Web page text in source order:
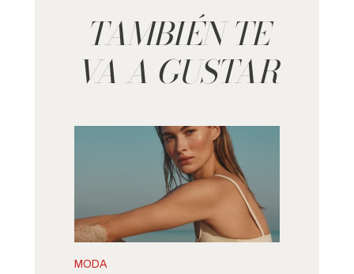
TAMBIÉN TE
VA A GUSTAR
MODA